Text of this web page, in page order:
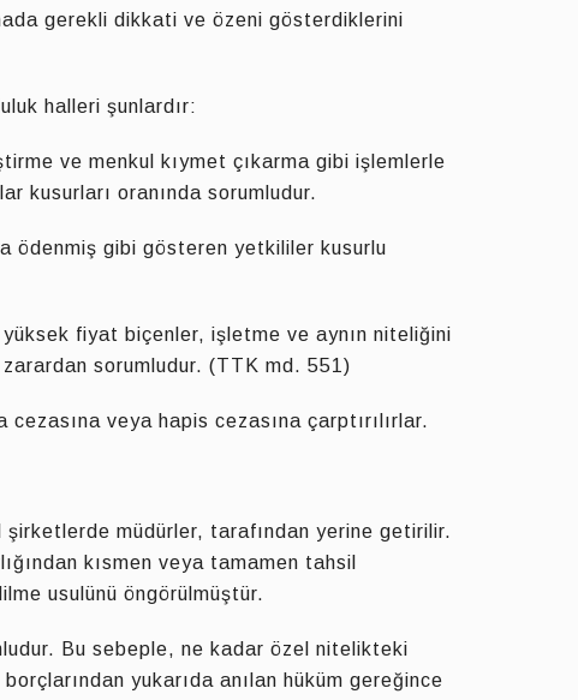
gerekli dikkati ve özeni gösterdiklerini
halleri şunlardır:
ve menkul kıymet çıkarma gibi işlemlerle
kusurları oranında sorumludur.
ödenmiş gibi gösteren yetkililer kusurlu
fiyat biçenler, işletme ve aynın niteliğini
sorumludur. (TTK md. 551)
veya hapis cezasına çarptırılırlar.
müdürler, tarafından yerine getirilir.
kısmen veya tamamen tahsil
usulünü öngörülmüştür.
Bu sebeple, ne kadar özel nitelikteki
yukarıda anılan hüküm gereğince